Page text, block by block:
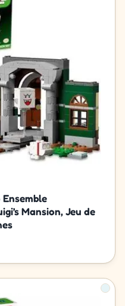
Ensemble
Mansion, Jeu de